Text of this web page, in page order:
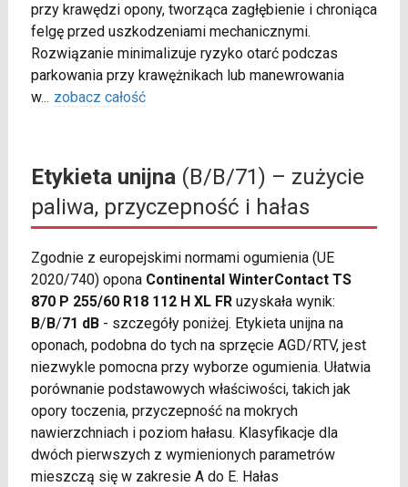
przy krawędzi opony, tworząca zagłębienie i chroniąca
felgę przed uszkodzeniami mechanicznymi.
Rozwiązanie minimalizuje ryzyko otarć podczas
parkowania przy krawężnikach lub manewrowania
w... zobacz całość
Etykieta unijna(B/B/71) – zużycie
paliwa, przyczepność i hałas
Zgodnie z europejskimi normami ogumienia (UE
2020/740) opona Continental WinterContact TS
870 P 255/60 R18 112 H XL FRuzyskała wynik:
B/B/71 dB- szczegóły poniżej. Etykieta unijna na
oponach, podobna do tych na sprzęcie AGD/RTV, jest
niezwykle pomocna przy wyborze ogumienia. Ułatwia
porównanie podstawowych właściwości, takich jak
opory toczenia, przyczepność na mokrych
nawierzchniach i poziom hałasu. Klasyfikacje dla
dwóch pierwszych z wymienionych parametrów
mieszczą się w zakresie A do E. Hałas